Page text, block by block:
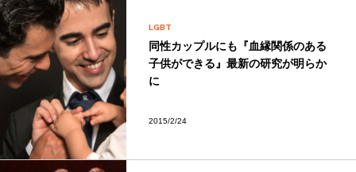
LGBT
同性カップルにも『血縁関係のある
子供ができる』最新の研究が明らか
に
2015/2/24